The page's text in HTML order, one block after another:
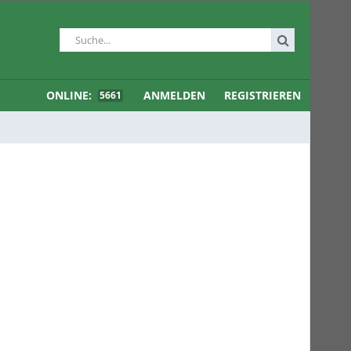
ONLINE: 5661 ANMELDEN REGISTRIEREN